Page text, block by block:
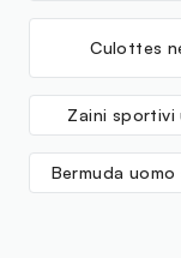
Culottes
Zaini sportivi
Bermuda